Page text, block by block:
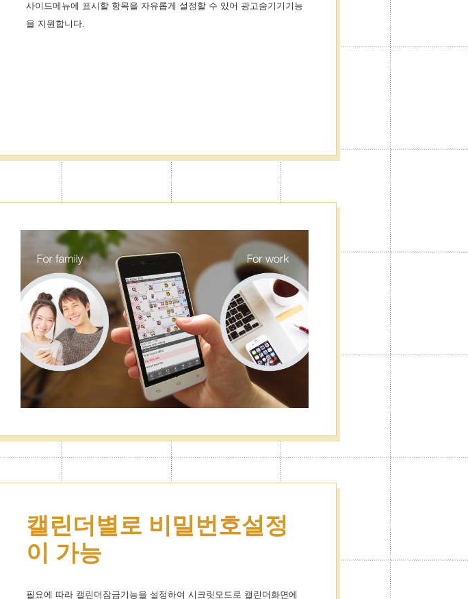
사이드메뉴에 표시할 항목을 자유롭게 설정할 수 있어 광고숨기기기능
을 지원합니다.
캘린더별로 비밀번호설정
이 가능
필요에 따라 캘린더잠금기능을 설정하여 시크릿모드로 캘린더화면에